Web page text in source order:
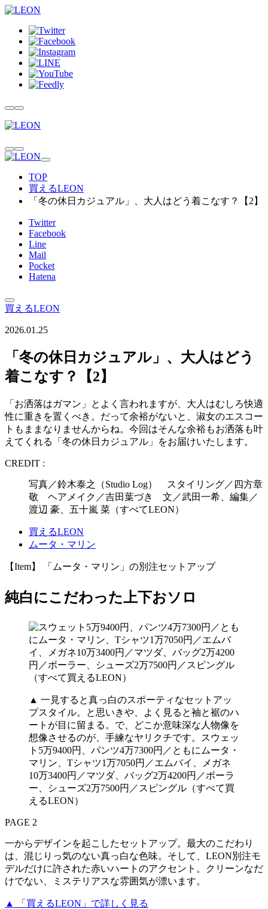
TOP
買えるLEON
「冬の休日カジュアル」、大人はどう着こなす？【2】
Twitter
Facebook
Line
Mail
Pocket
Hatena
買えるLEON
2026.01.25
「冬の休日カジュアル」、大人はどう
着こなす？【2】
「お洒落はガマン」とよく言われますが、大人はむしろ快適
性に重きを置くべき。だって余裕がないと、淑女のエスコー
トもままなりませんからね。今回はそんな余裕もお洒落も叶
えてくれる「冬の休日カジュアル」をお届けいたします。
CREDIT :
写真／鈴木泰之（Studio Log） スタイリング／四方章
敬 ヘアメイク／吉田葉づき 文／武田一希、編集／
渡辺 豪、五十嵐 菜（すべてLEON）
買えるLEON
ムータ・マリン
【Item】 「ムータ・マリン」の別注セットアップ
純白にこだわった上下おソロ
▲ 一見すると真っ白のスポーティなセットアッ
プスタイル。と思いきや、よく見ると袖と裾のハ
ートが目に留まる。で、どこか意味深な人物像を
想像させるのが、手練なヤリクチです。スウェッ
ト5万9400円、パンツ4万7300円／ともにムータ・
マリン、Tシャツ1万7050円／エムバイ、メガネ
10万3400円／マツダ、バッグ2万4200円／ボーラ
ー、シューズ2万7500円／スピングル（すべて買
えるLEON）
PAGE 2
一からデザインを起こしたセットアップ。最大のこだわり
は、混じりっ気のない真っ白な色味。そして、LEON別注モ
デルだけに許された赤いハートのアクセント。クリーンなだ
けでない、ミステリアスな雰囲気が漂います。
▲ 「買えるLEON」で詳しく見る